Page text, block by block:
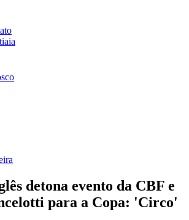
detona evento da CBF e
para a Copa: 'Circo'